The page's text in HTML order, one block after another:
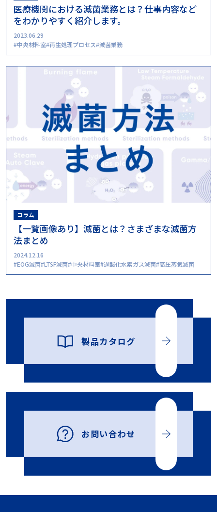
医療機関における滅菌業務とは？仕事内容など
をわかりやすく紹介します。
2023.06.29
中央材料室 再生処理プロセス 滅菌業務
コラム
【一覧画像あり】滅菌とは？さまざまな滅菌方
法まとめ
2024.12.16
EOG滅菌 LTSF滅菌 中央材料室 過酸化水素ガス滅菌 高圧蒸気滅菌
製品カタログ
お問い合わせ